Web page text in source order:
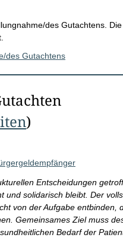
des Gutachtens.
des Gutachtens
)
Entscheidungen
solidarisch bleibt. Der
von der Aufgabe entbinden,
Gemeinsames Ziel muss
Bedarf der